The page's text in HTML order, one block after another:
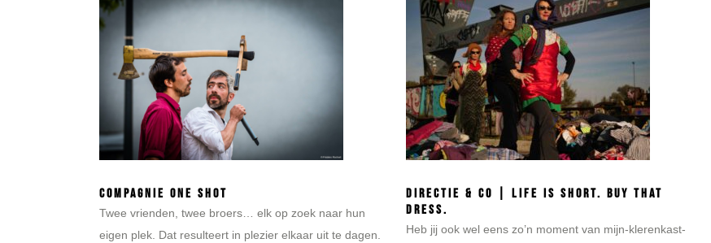
Compagnie One Shot
Twee vrienden, twee broers… elk op zoek naar hun
eigen plek. Dat resulteert in plezier elkaar uit te dagen.
Directie & Co | Life is short. Buy that
dress.
Heb jij ook wel eens zo’n moment van mijn-klerenkast-